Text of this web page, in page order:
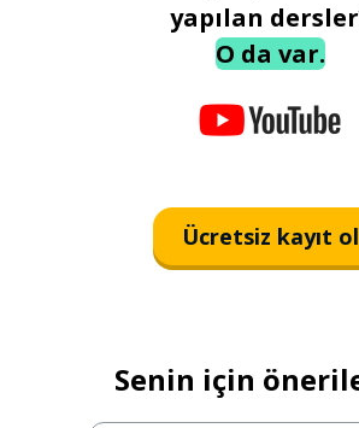
yapılan
O da var.
Ücretsiz kayıt ol
Senin için